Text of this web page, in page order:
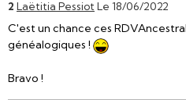
2 Laëtitia Pessiot Le 18/06/2022
C'est un chance ces
généalogiques !
Bravo !